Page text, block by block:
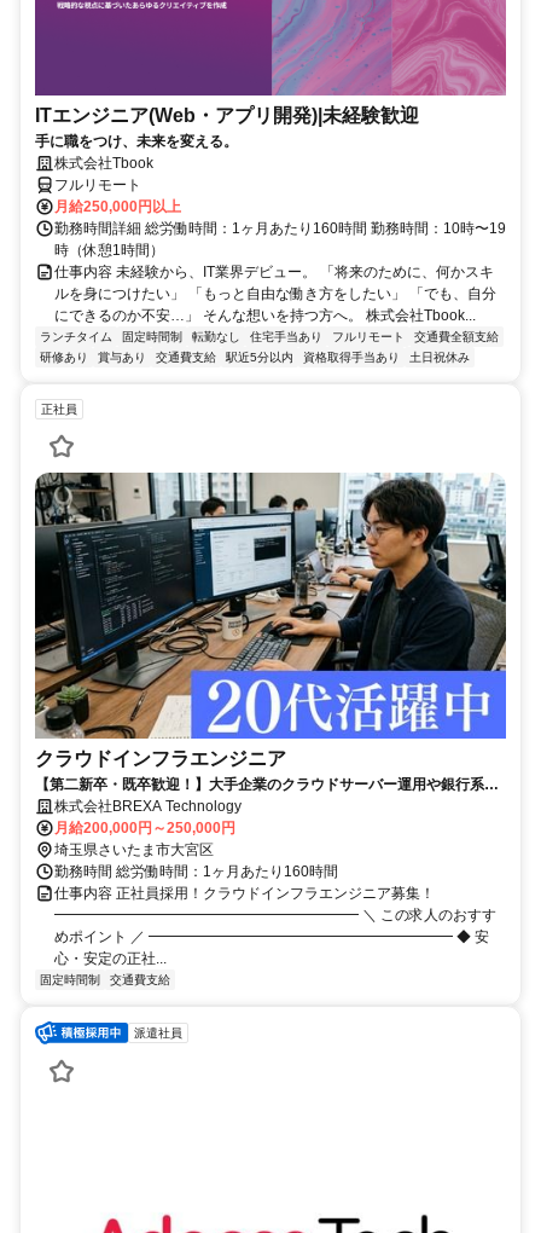
ITエンジニア(Web・アプリ開発)|未経験歓迎
手に職をつけ、未来を変える。
株式会社Tbook
フルリモート
月給250,000円以上
勤務時間詳細 総労働時間：1ヶ月あたり160時間 勤務時間：10時〜19
時（休憩1時間）
仕事内容 未経験から、IT業界デビュー。 「将来のために、何かスキ
ルを身につけたい」 「もっと自由な働き方をしたい」 「でも、自分
にできるのか不安…」 そんな想いを持つ方へ。 株式会社Tbook...
ランチタイム 固定時間制 転勤なし 住宅手当あり フルリモート
交通費全額支給
研修あり
賞与あり 交通費支給 駅近5分以内 資格取得手当あり 土日祝休み
正社員
クラウドインフラエンジニア
【第二新卒・既卒歓迎！】大手企業のクラウドサーバー運用や銀行系シ
ステムの運用などに携わる！／土日祝休み／残業月10h／賞与年2回
株式会社BREXA Technology
月給200,000円～250,000円
埼玉県さいたま市大宮区
勤務時間 総労働時間：1ヶ月あたり160時間
仕事内容 正社員採用！クラウドインフラエンジニア募集！
━━━━━━━━━━━━━━━━━━━━━ ＼ この求人のおすす
めポイント ／ ━━━━━━━━━━━━━━━━━━━━━ ◆ 安
心・安定の正社...
固定時間制 交通費支給
派遣社員